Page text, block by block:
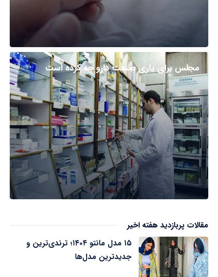
مجلس برای یاری صنعت دارو چه کرده است
مقالات پربازدید هفته اخیر
۱۵ مدل مانتو ۱۴۰۴؛ ترندی‌ترین و
جدیدترین مدل‌ها